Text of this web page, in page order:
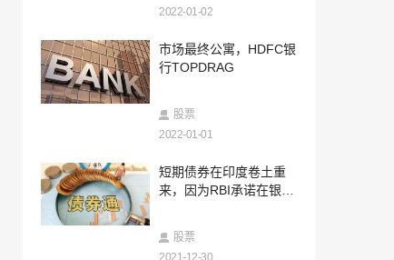
比特币不是“超买”，可能在当前公牛周期
结束前达到75,000美元的价格，说法
2022-01-07
Anupam Rasayan IPO获得SEBI NOD;公
司计划通过新的问题举行760卢比
2022-01-07
Vedanta评分：抓住; Edelweiss说，关切
2022-01-02
市场最终公寓，HDFC银
行TOPDRAG
股票
2022-01-01
短期债券在印度卷土重
来，因为RBI承诺在银行
股票
2021-12-30